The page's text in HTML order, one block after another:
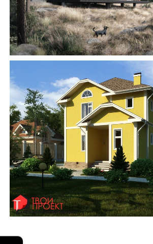
Замовити будівництво